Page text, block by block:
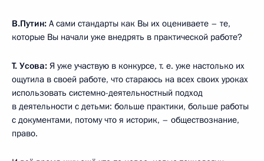
В.Путин: А сами стандарты как Вы их оцениваете – те,
которые Вы начали уже внедрять в практической работе?
Т. Усова: Я уже участвую в конкурсе, т. е. уже настолько их
ощутила в своей работе, что стараюсь на всех своих уроках
использовать системно-деятельностный подход
в деятельности с детьми: больше практики, больше работы
с документами, потому что я историк, – обществознание,
право.